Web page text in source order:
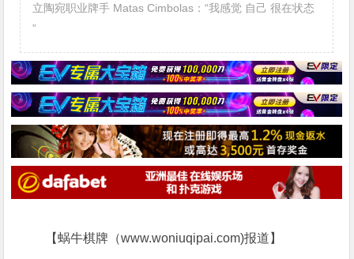
立陶宛职业牌手 Matas Cimbolas：“我感觉 自己 很在状态
”
【蜗牛棋牌（www.woniuqipai.com)报道】